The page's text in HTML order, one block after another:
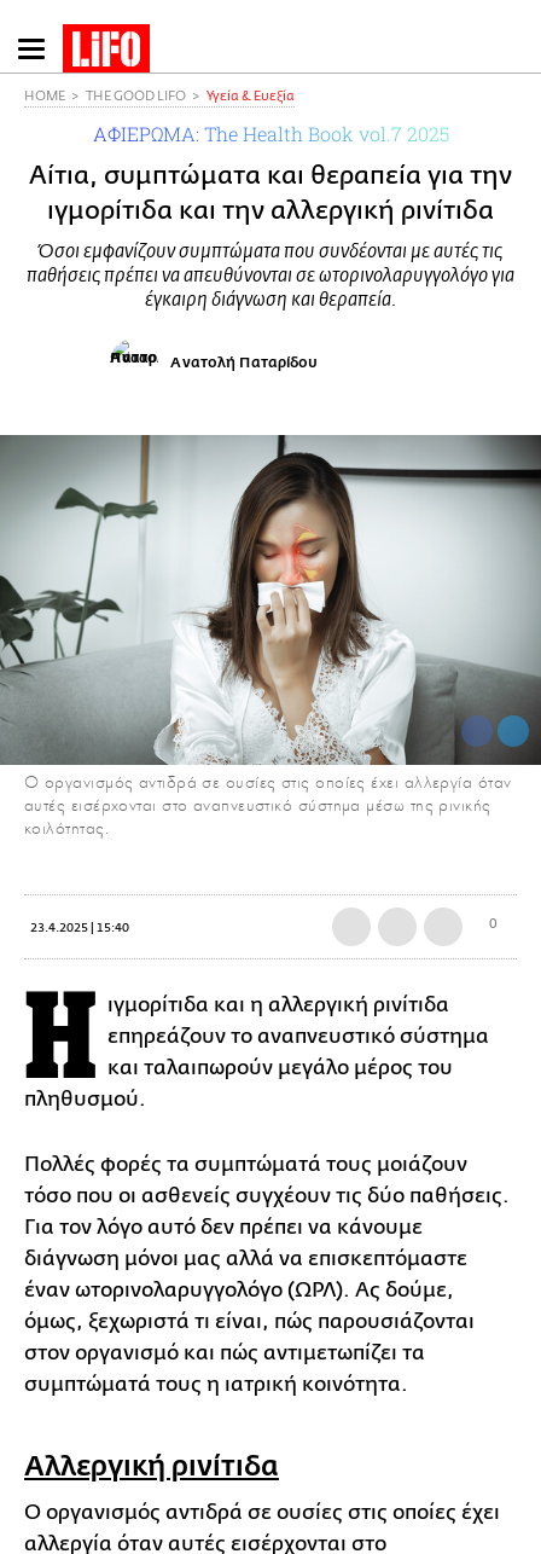
Παράκαμψη
προς
HOME THE GOOD LIFO Υγεία & Ευεξία
ΑΦΙΕΡΩΜΑ: The Health Book vol.7 2025
Αίτια, συμπτώματα και θεραπεία για την
ιγμορίτιδα και την αλλεργική ρινίτιδα
Όσοι εμφανίζουν συμπτώματα που συνδέονται με αυτές τις
παθήσεις πρέπει να απευθύνονται σε ωτορινολαρυγγολόγο για
έγκαιρη διάγνωση και θεραπεία.
Ανατολή Παταρίδου
Ο οργανισμός αντιδρά σε ουσίες στις οποίες έχει αλλεργία όταν
αυτές εισέρχονται στο αναπνευστικό σύστημα μέσω της ρινικής
κοιλότητας.
23.4.2025 | 15:40 0
Η ιγμορίτιδα και η αλλεργική ρινίτιδα
επηρεάζουν το αναπνευστικό σύστημα
και ταλαιπωρούν μεγάλο μέρος του
πληθυσμού.
Πολλές φορές τα συμπτώματά τους μοιάζουν
τόσο που οι ασθενείς συγχέουν τις δύο παθήσεις.
Για τον λόγο αυτό δεν πρέπει να κάνουμε
διάγνωση μόνοι μας αλλά να επισκεπτόμαστε
έναν ωτορινολαρυγγολόγο (ΩΡΛ). Ας δούμε,
όμως, ξεχωριστά τι είναι, πώς παρουσιάζονται
στον οργανισμό και πώς αντιμετωπίζει τα
συμπτώματά τους η ιατρική κοινότητα.
Αλλεργική ρινίτιδα
Ο οργανισμός αντιδρά σε ουσίες στις οποίες έχει
αλλεργία όταν αυτές εισέρχονται στο